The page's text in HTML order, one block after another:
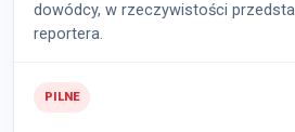
dowódcy, w rzeczywistości
reportera.
PILNE